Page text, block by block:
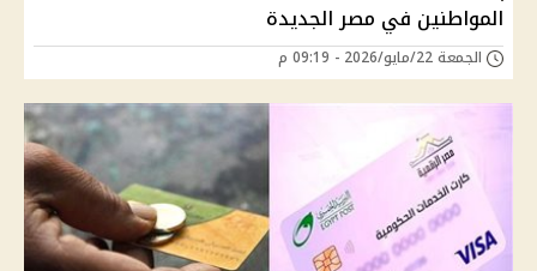
المواطنين في مصر الجديدة
الجمعة 22/مايو/2026 - 09:19 م